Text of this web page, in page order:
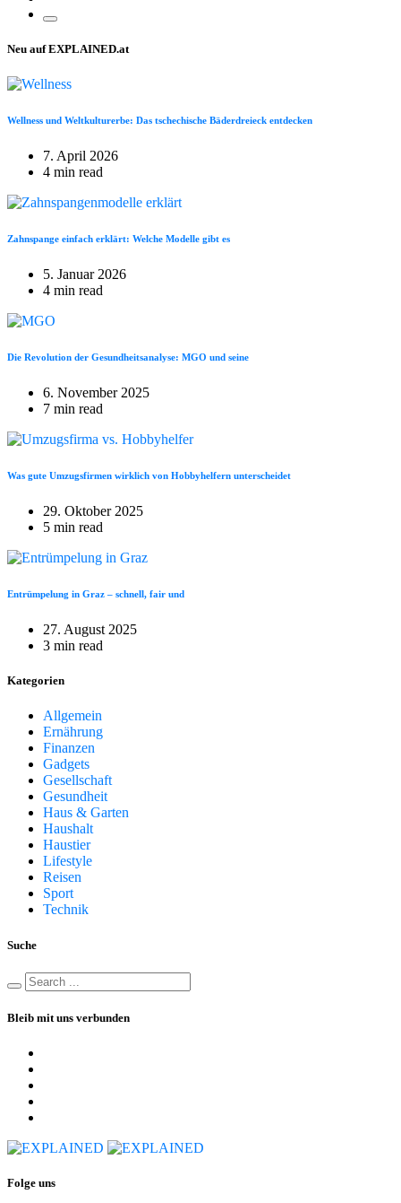
Neu auf EXPLAINED.at
Wellness und Weltkulturerbe: Das tschechische Bäderdreieck entdecken
7. April 2026
4 min read
Zahnspange einfach erklärt: Welche Modelle gibt es
5. Januar 2026
4 min read
Die Revolution der Gesundheitsanalyse: MGO und seine
6. November 2025
7 min read
Was gute Umzugsfirmen wirklich von Hobbyhelfern unterscheidet
29. Oktober 2025
5 min read
Entrümpelung in Graz – schnell, fair und
27. August 2025
3 min read
Kategorien
Allgemein
Ernährung
Finanzen
Gadgets
Gesellschaft
Gesundheit
Haus & Garten
Haushalt
Haustier
Lifestyle
Reisen
Sport
Technik
Suche
Bleib mit uns verbunden
Folge uns